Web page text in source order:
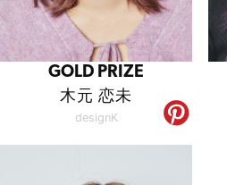
GOLD PRIZE
木元 恋未
designK